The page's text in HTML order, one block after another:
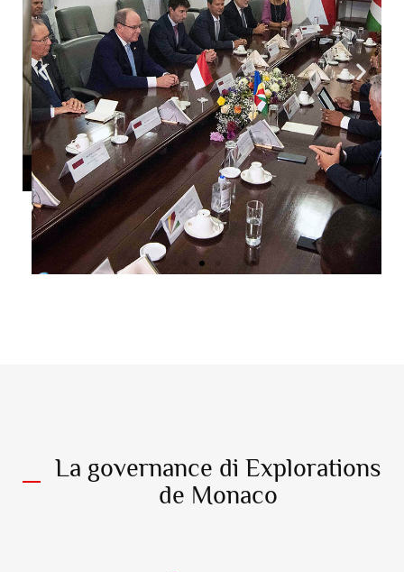
La governance di Explorations
de Monaco